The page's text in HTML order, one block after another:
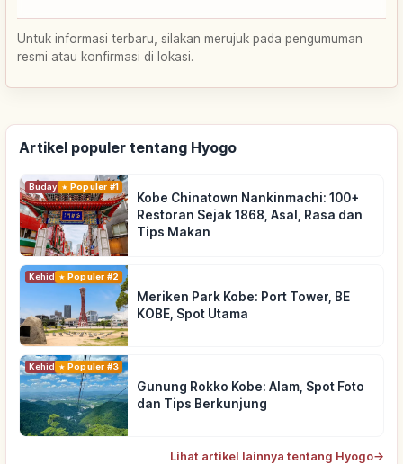
Untuk informasi terbaru, silakan merujuk pada pengumuman
resmi atau konfirmasi di lokasi.
Artikel populer tentang Hyogo
Budaya Tradisional
Populer #1
Kobe Chinatown Nankinmachi: 100+
Restoran Sejak 1868, Asal, Rasa dan
Tips Makan
KehidupanPopuler #2
Meriken Park Kobe: Port Tower, BE
KOBE, Spot Utama
KehidupanPopuler #3
Gunung Rokko Kobe: Alam, Spot Foto
dan Tips Berkunjung
Lihat artikel lainnya tentang Hyogo→